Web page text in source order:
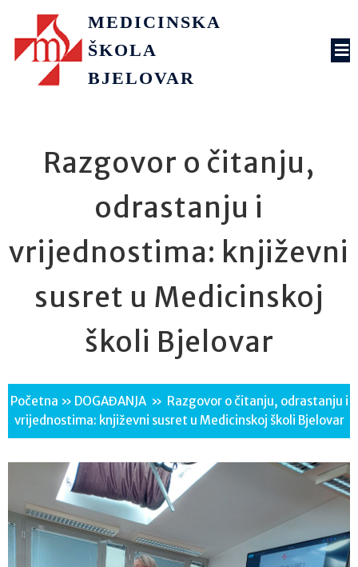
MEDICINSKA
ŠKOLA
BJELOVAR
Razgovor o čitanju,
odrastanju i
vrijednostima: književni
susret u Medicinskoj
školi Bjelovar
Početna » DOGAĐANJA » Razgovor o čitanju, odrastanju i
vrijednostima: književni susret u Medicinskoj školi Bjelovar